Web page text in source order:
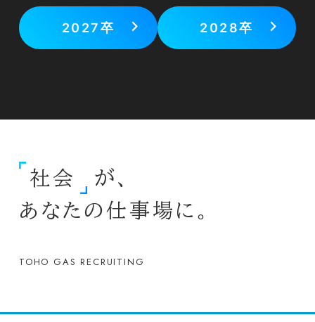
エントリー・マイページはこちらから
販売
域のくらしと事業活動をサポートしています。
・東邦液化ガス
・東邦ガスエナジーエンジニアリング
2027卒 2028卒
社会
が、
あなたの仕事場に。
TOHO GAS RECRUITING